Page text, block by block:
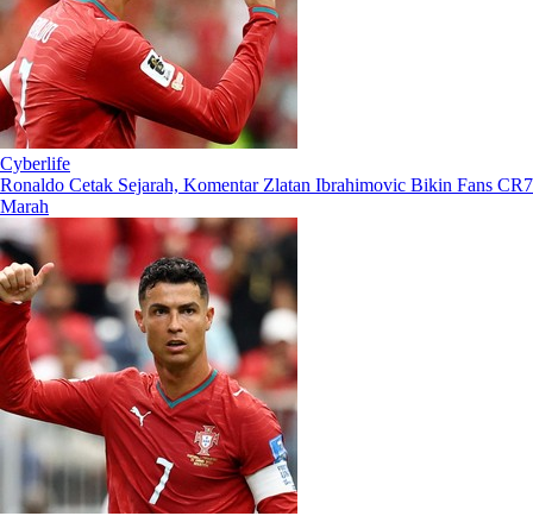
Cyberlife
Ronaldo Cetak Sejarah, Komentar Zlatan Ibrahimovic Bikin Fans CR7
Marah